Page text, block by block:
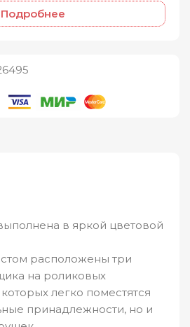
Подробнее
в яркой цветовой
расположены три
на роликовых
легко поместятся
принадлежности, но и